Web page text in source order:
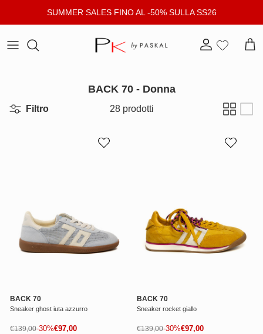
SUMMER SALES FINO AL -50% SULLA SS26
Account
BACK 70 - Donna
Filtro 28 prodotti
BACK 70
Sneaker ghost iuta azzurro
Prezzo di vendita
€97,00
Prezzo normale
€139,00-30%
BACK 70
Sneaker rocket giallo
Prezzo di vendita
€97,00
Prezzo normale
€139,00-30%